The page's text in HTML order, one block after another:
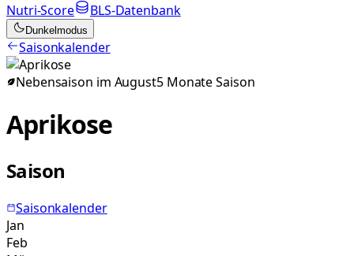
Nutri-Score
BLS-Datenbank
Dunkelmodus
Saisonkalender
Nebensaison im August5 MonateSaison
Aprikose
Saison
Saisonkalender
Jan
Feb